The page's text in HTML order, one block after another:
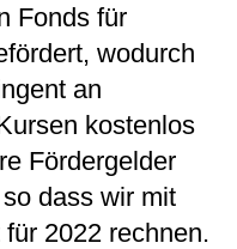
Fonds für
wodurch
an
kostenlos
Fördergelder
dass wir mit
2022 rechnen.